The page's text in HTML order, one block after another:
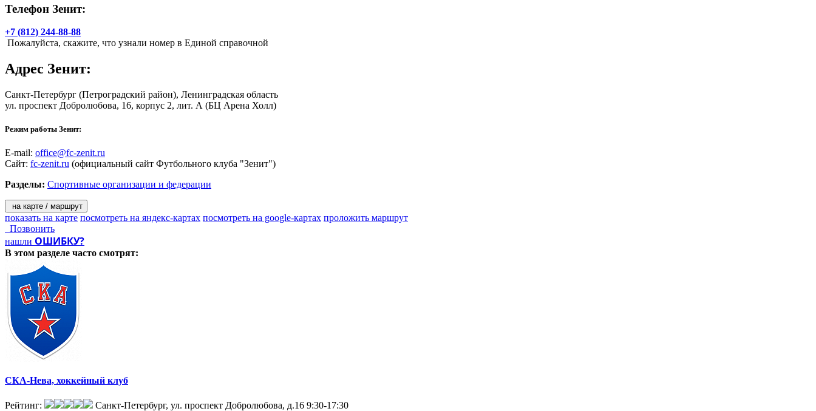
Телефон Зенит:
+7 (812) 244-88-88
Пожалуйста, скажите, что узнали номер в Единой справочной
Адрес Зенит:
Санкт-Петербург (Петроградский район), Ленинградская область
ул. проспект Добролюбова, 16, корпус 2, лит. А (БЦ Арена Холл)
Режим работы Зенит:
E-mail: office@fc-zenit.ru
Сайт: fc-zenit.ru (официальный сайт Футбольного клуба "Зенит")
Разделы: Спортивные организации и федерации
на карте / маршрут
показать на карте посмотреть на яндекс-картах посмотреть на google-картах проложить маршрут
Позвонить
нашли ОШИБКУ?
В этом разделе часто смотрят:
СКА-Нева, хоккейный клуб
Рейтинг: Санкт-Петербург, ул. проспект Добролюбова, д.16 9:30-17:30